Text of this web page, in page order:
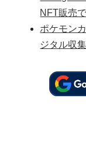
NFT販売
ポケモン
ジタル収